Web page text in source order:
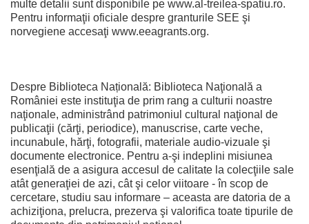
multe detalii sunt disponibile pe www.al-treilea-spatiu.ro.
Pentru informaţii oficiale despre granturile SEE şi
norvegiene accesaţi www.eeagrants.org.
Despre Biblioteca Națională: Biblioteca Naţională a
României este instituţia de prim rang a culturii noastre
naţionale, administrând patrimoniul cultural naţional de
publicaţii (cărţi, periodice), manuscrise, carte veche,
incunabule, hărţi, fotografii, materiale audio-vizuale şi
documente electronice. Pentru a-şi indeplini misiunea
esenţială de a asigura accesul de calitate la colecţiile sale
atât generaţiei de azi, cât şi celor viitoare - în scop de
cercetare, studiu sau informare – aceasta are datoria de a
achiziţiona, prelucra, prezerva şi valorifica toate tipurile de